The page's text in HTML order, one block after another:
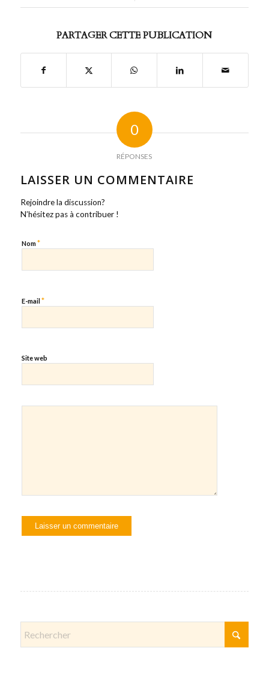
PARTAGER CETTE PUBLICATION
0
RÉPONSES
LAISSER UN COMMENTAIRE
Rejoindre la discussion?
N’hésitez pas à contribuer !
Nom*
E-mail *
Site web